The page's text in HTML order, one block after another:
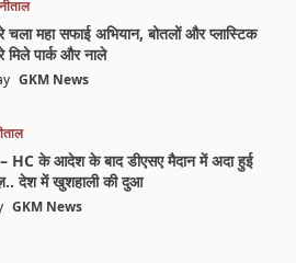
चला महा सफाई अभियान, बोतलों और प्लास्टिक
पार्क और नाले
GKM News
के आदेश के बाद डीएसए मैदान में अदा हुई
देश में खुशहाली की दुआ
GKM News